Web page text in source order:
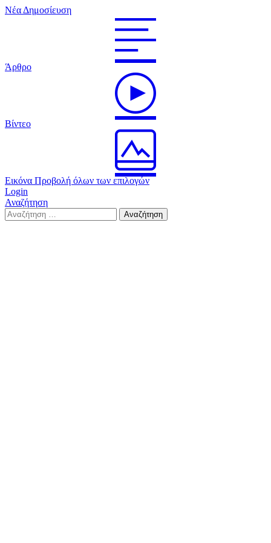
Νέα Δημοσίευση
Άρθρο
Βίντεο
Εικόνα Προβολή όλων των επιλογών
Login
Αναζήτηση
Search
for:
Αναζήτηση